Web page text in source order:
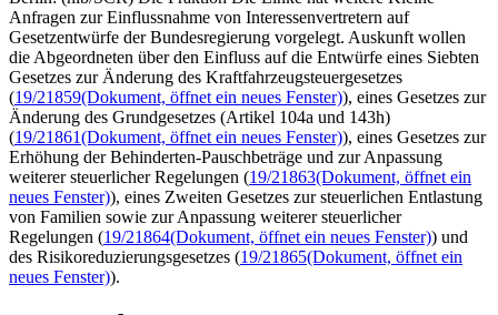
Anfragen zur Einflussnahme von Interessenvertretern auf
Gesetzentwürfe der Bundesregierung vorgelegt. Auskunft wollen
die Abgeordneten über den Einfluss auf die Entwürfe eines Siebten
Gesetzes zur Änderung des Kraftfahrzeugsteuergesetzes
(19/21859(Dokument, öffnet ein neues Fenster)), eines Gesetzes zur
Änderung des Grundgesetzes (Artikel 104a und 143h)
(19/21861(Dokument, öffnet ein neues Fenster)), eines Gesetzes zur
Erhöhung der Behinderten-Pauschbeträge und zur Anpassung
weiterer steuerlicher Regelungen (19/21863(Dokument, öffnet ein
neues Fenster)), eines Zweiten Gesetzes zur steuerlichen Entlastung
von Familien sowie zur Anpassung weiterer steuerlicher
Regelungen (19/21864(Dokument, öffnet ein neues Fenster)) und
des Risikoreduzierungsgesetzes (19/21865(Dokument, öffnet ein
neues Fenster)).